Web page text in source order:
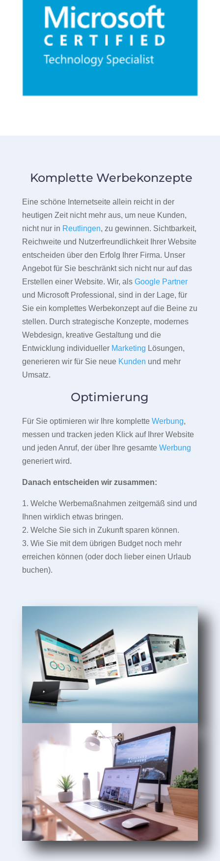
Komplette Werbekonzepte
Eine schöne Internetseite allein reicht in der
heutigen Zeit nicht mehr aus, um neue Kunden,
nicht nur in Reutlingen, zu gewinnen. Sichtbarkeit,
Reichweite und Nutzerfreundlichkeit Ihrer Website
entscheiden über den Erfolg Ihrer Firma. Unser
Angebot für Sie beschränkt sich nicht nur auf das
Erstellen einer Website. Wir, als Google Partner
und Microsoft Professional, sind in der Lage, für
Sie ein komplettes Werbekonzept auf die Beine zu
stellen. Durch strategische Konzepte, modernes
Webdesign, kreative Gestaltung und die
Entwicklung individueller Marketing Lösungen,
generieren wir für Sie neue Kunden und mehr
Umsatz.
Optimierung
Für Sie optimieren wir Ihre komplette Werbung,
messen und tracken jeden Klick auf Ihrer Website
und jeden Anruf, der über Ihre gesamte Werbung
generiert wird.
Danach entscheiden wir zusammen:
1. Welche Werbemaßnahmen zeitgemäß sind und
Ihnen wirklich etwas bringen.
2. Welche Sie sich in Zukunft sparen können.
3. Wie Sie mit dem übrigen Budget noch mehr
erreichen können (oder doch lieber einen Urlaub
buchen).